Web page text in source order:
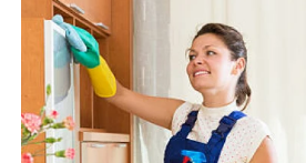
MONITORAMENTO DE CÂMERAS
MONITORAMENTOS 24 HORAS
MONITORAMENTOS RESIDENCIAIS
PORTARIA CONDOMÍNIO